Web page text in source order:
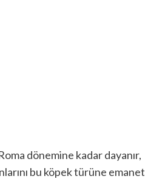
dönemine kadar dayanır,
bu köpek türüne emanet